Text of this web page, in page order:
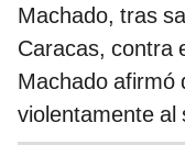
Machado, tras
Caracas, contra
Machado afirmó
violentamente al